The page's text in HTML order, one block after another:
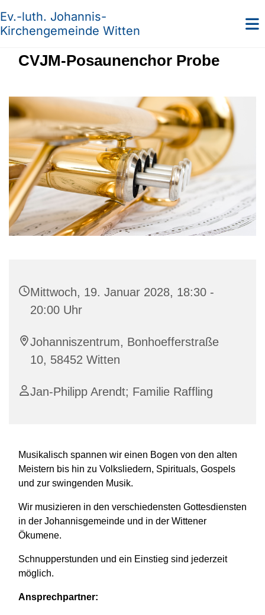
Ev.-luth. Johannis-
Kirchengemeinde Witten
CVJM-Posaunenchor Probe
Mittwoch, 19. Januar 2028, 18:30 -
20:00 Uhr
Johanniszentrum, Bonhoefferstraße
10, 58452 Witten
Jan-Philipp Arendt; Familie Raffling
Musikalisch spannen wir einen Bogen von den alten
Meistern bis hin zu Volksliedern, Spirituals, Gospels
und zur swingenden Musik.
Wir musizieren in den verschiedensten Gottesdiensten
in der Johannisgemeinde und in der Wittener
Ökumene.
Schnupperstunden und ein Einstieg sind jederzeit
möglich.
Ansprechpartner: